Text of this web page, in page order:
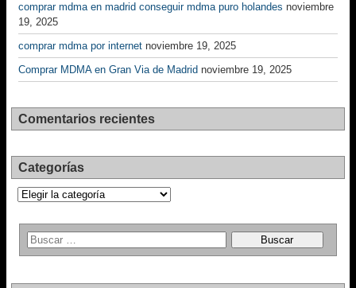
comprar mdma en madrid conseguir mdma puro holandes noviembre
19, 2025
comprar mdma por internet noviembre 19, 2025
Comprar MDMA en Gran Via de Madrid noviembre 19, 2025
Comentarios recientes
Categorías
Categorías